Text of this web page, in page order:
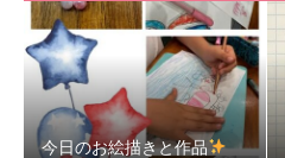
今日のお絵描きと作品